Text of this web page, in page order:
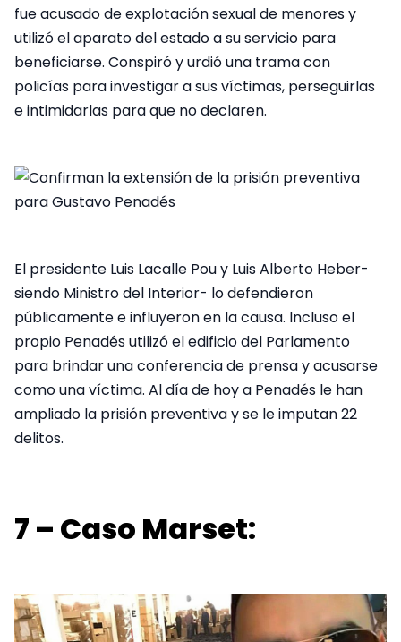
fue acusado de explotación sexual de menores y
utilizó el aparato del estado a su servicio para
beneficiarse. Conspiró y urdió una trama con
policías para investigar a sus víctimas, perseguirlas
e intimidarlas para que no declaren.
El presidente Luis Lacalle Pou y Luis Alberto Heber-
siendo Ministro del Interior- lo defendieron
públicamente e influyeron en la causa. Incluso el
propio Penadés utilizó el edificio del Parlamento
para brindar una conferencia de prensa y acusarse
como una víctima. Al día de hoy a Penadés le han
ampliado la prisión preventiva y se le imputan 22
delitos.
7 – Caso Marset: